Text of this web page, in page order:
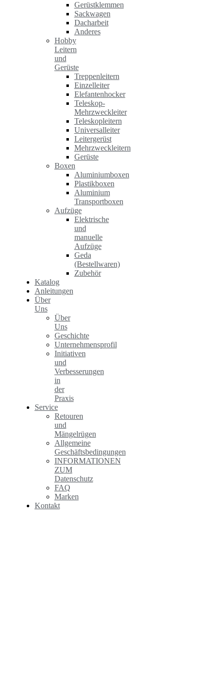
Gerüstklemmen
Sackwagen
Dacharbeit
Anderes
Hobby
Leitern
und
Gerüste
Treppenleitern
Einzelleiter
Elefantenhocker
Teleskop-
Mehrzweckleiter
Teleskopleitern
Universalleiter
Leitergerüst
Mehrzweckleitern
Gerüste
Boxen
Aluminiumboxen
Plastikboxen
Aluminium
Transportboxen
Aufzüge
Elektrische
und
manuelle
Aufzüge
Geda
(Bestellwaren)
Zubehör
Katalog
Anleitungen
Über
Uns
Über
Uns
Geschichte
Unternehmensprofil
Initiativen
und
Verbesserungen
in
der
Praxis
Service
Retouren
und
Mängelrügen
Allgemeine
Geschäftsbedingungen
INFORMATIONEN
ZUM
Datenschutz
FAQ
Marken
Kontakt